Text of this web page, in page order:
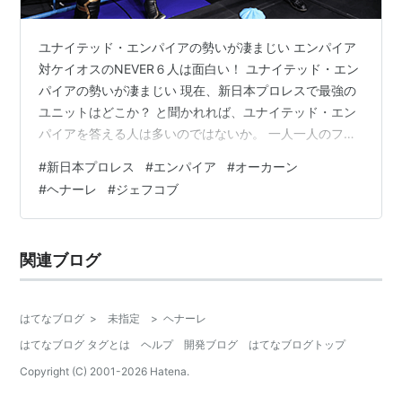
ユナイテッド・エンパイアの勢いが凄まじい エンパイア
対ケイオスのNEVER６人は面白い！ ユナイテッド・エン
パイアの勢いが凄まじい 現在、新日本プロレスで最強の
ユニットはどこか？ と聞かれれば、ユナイテッド・エン
パイアを答える人は多いのではないか。 一人一人のフィ
手を出す必要がなく"安心して見ていられる "結束力を誇
ってます。 言うなれば、キン肉マンソルジャーが結成し
た超人血盟軍を彷彿とさせる。 ソルジャー・ブロッケン
人は馴れ合いではなく、ここがライバルであり盟友とい
う間柄です。 リンク 先シ…
#新日本プロレス #エンパイア #オーカーン
#ヘナーレ #ジェフコブ
関連ブログ
はてなブログ > 未指定 > ヘナーレ
はてなブログ タグとは
ヘルプ 開発ブログ
はてなブログトップ
Copyright (C) 2001-2026 Hatena.